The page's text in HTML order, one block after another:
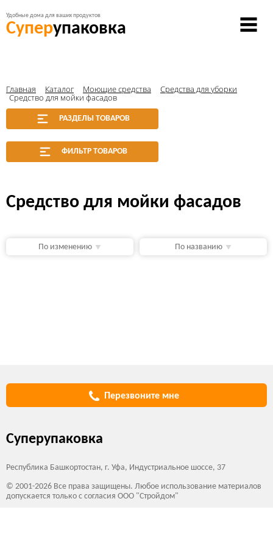
Удобные дома для ваших продуктов
Суперупаковка
Главная Каталог Моющие средства Средства для уборки
Средство для мойки фасадов
РАЗДЕЛЫ ТОВАРОВ
ФИЛЬТР ТОВАРОВ
Средство для мойки фасадов
По изменению По названию
Суперупаковка
Республика Башкортостан, г. Уфа, Индустриальное шоссе, 37
© 2001-2026 Все права защищены. Любое использование материалов
допускается только с согласия ООО "Стройдом"
Перезвоните мне